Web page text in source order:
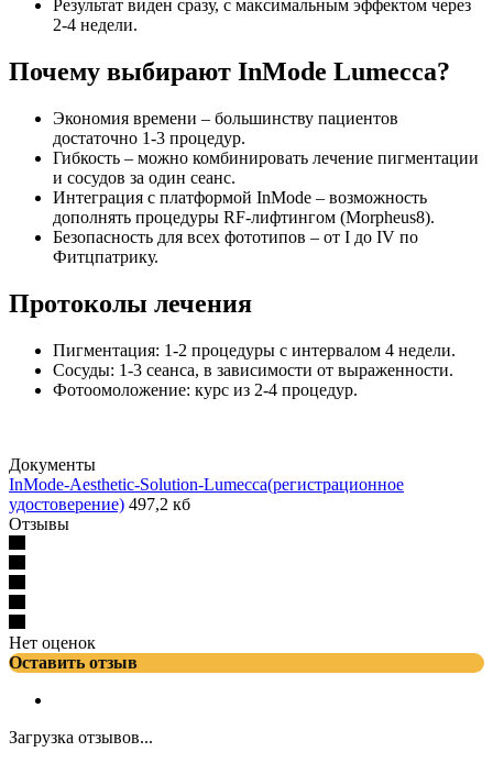
Результат виден сразу, с максимальным эффектом через
2-4 недели.
Почему выбирают InMode Lumecca?
Экономия времени – большинству пациентов
достаточно 1-3 процедур.
Гибкость – можно комбинировать лечение пигментации
и сосудов за один сеанс.
Интеграция с платформой InMode – возможность
дополнять процедуры RF-лифтингом (Morpheus8).
Безопасность для всех фототипов – от I до IV по
Фитцпатрику.
Протоколы лечения
Пигментация: 1-2 процедуры с интервалом 4 недели.
Сосуды: 1-3 сеанса, в зависимости от выраженности.
Фотоомоложение: курс из 2-4 процедур.
Документы
InMode-Aesthetic-Solution-Lumecca(регистрационное
удостоверение) 497,2 кб
Отзывы
Нет оценок
Оставить отзыв
Загрузка отзывов...